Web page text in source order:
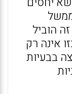
הוביל
אינה רק
בבעיות